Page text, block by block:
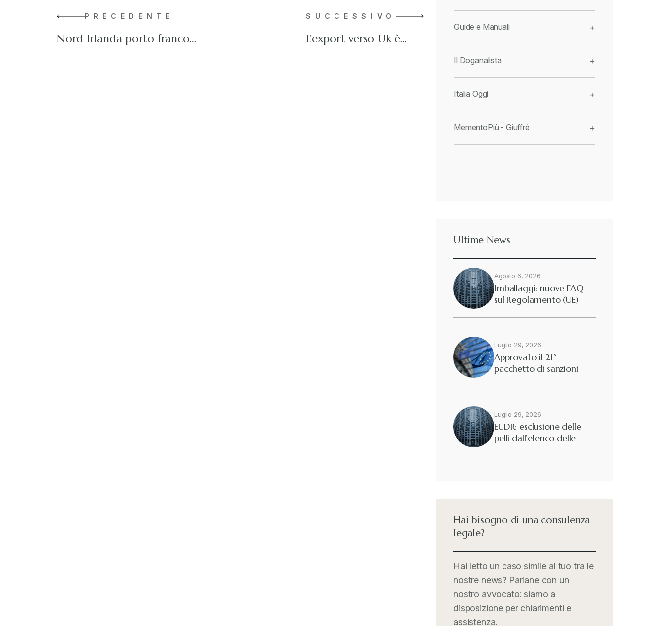
PRECEDENTE
Nord Irlanda porto franco…
SUCCESSIVO
L’export verso Uk è…
Guide e Manuali +
Il Doganalista +
Italia Oggi +
MementoPiù - Giuffré +
Ultime News
Agosto 6, 2026
Imballaggi: nuove FAQ
sul Regolamento (UE)
Luglio 29, 2026
Approvato il 21°
pacchetto di sanzioni
Luglio 29, 2026
EUDR: esclusione delle
pelli dall’elenco delle
Hai bisogno di una consulenza
legale?
Hai letto un caso simile al tuo tra le
nostre news? Parlane con un
nostro avvocato: siamo a
disposizione per chiarimenti e
assistenza.